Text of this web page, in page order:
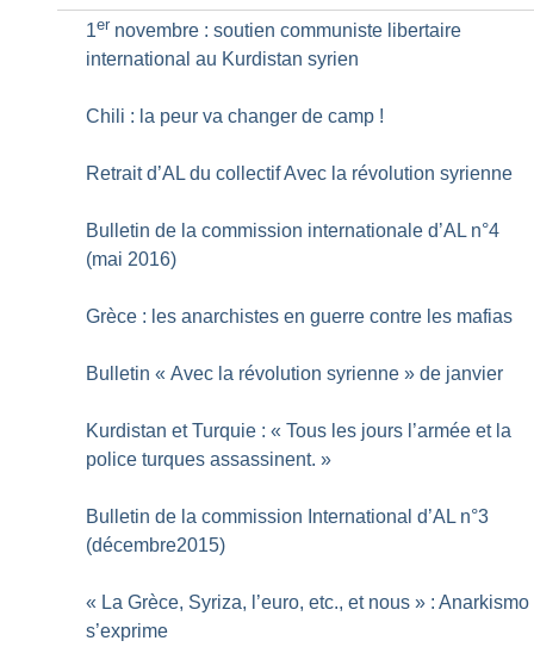
1er novembre : soutien communiste libertaire
international au Kurdistan syrien
Chili : la peur va changer de camp !
Retrait d’AL du collectif Avec la révolution syrienne
Bulletin de la commission internationale d’AL n°4
(mai 2016)
Grèce : les anarchistes en guerre contre les mafias
Bulletin « Avec la révolution syrienne » de janvier
Kurdistan et Turquie : « Tous les jours l’armée et la
police turques assassinent. »
Bulletin de la commission International d’AL n°3
(décembre2015)
« La Grèce, Syriza, l’euro, etc., et nous » : Anarkismo
s’exprime